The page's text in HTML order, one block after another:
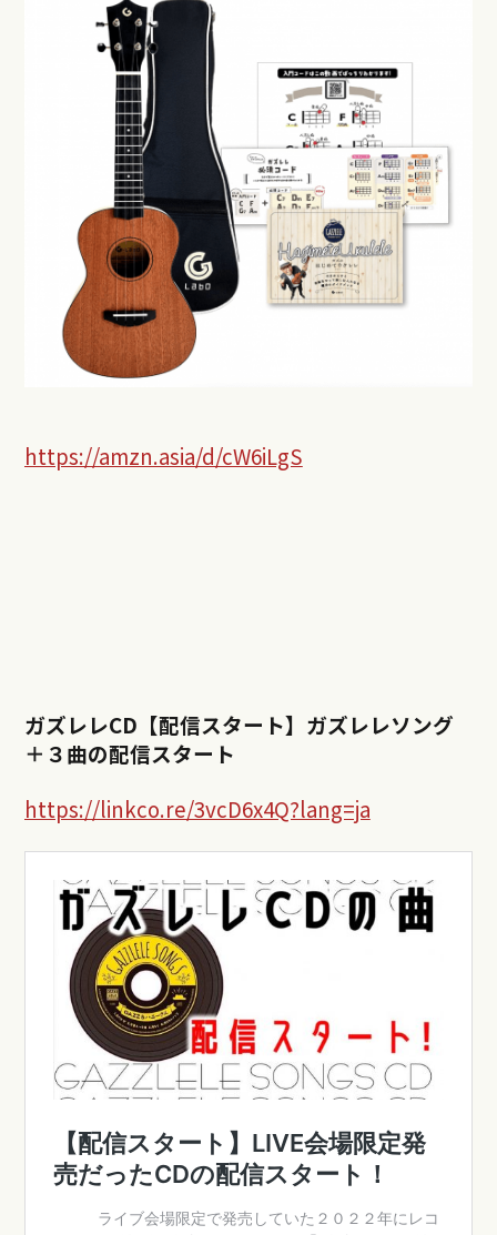
https://amzn.asia/d/cW6iLgS
ガズレレCD【配信スタート】ガズレレソング
＋３曲の配信スタート
https://linkco.re/3vcD6x4Q?lang=ja